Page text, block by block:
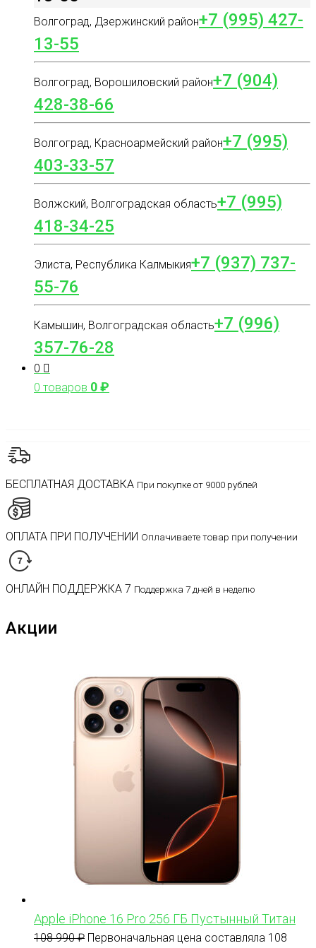
Волгоград, Дзержинский район+7 (995) 427-
13-55
Волгоград, Ворошиловский район+7 (904)
428-38-66
Волгоград, Красноармейский район+7 (995)
403-33-57
Волжский, Волгоградская область+7 (995)
418-34-25
Элиста, Республика Калмыкия+7 (937) 737-
55-76
Камышин, Волгоградская область+7 (996)
357-76-28
0
0 товаров 0₽
БЕСПЛАТНАЯ ДОСТАВКА При покупке от 9000 рублей
ОПЛАТА ПРИ ПОЛУЧЕНИИ Оплачиваете товар при получении
ОНЛАЙН ПОДДЕРЖКА 7 Поддержка 7 дней в неделю
Акции
Apple iPhone 16 Pro 256 ГБ Пустынный Титан
108 990₽ Первоначальная цена составляла 108